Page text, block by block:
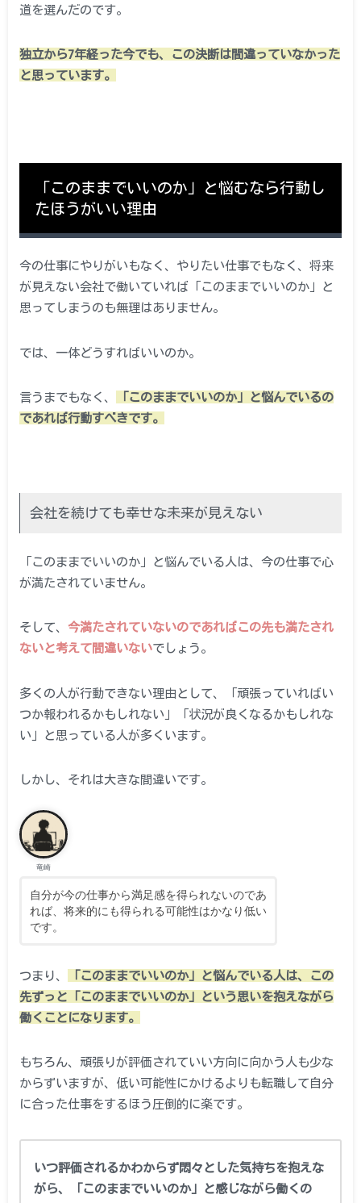
道を選んだのです。
独立から7年経った今でも、この決断は間違っていなかった
と思っています。
「このままでいいのか」と悩むなら行動し
たほうがいい理由
今の仕事にやりがいもなく、やりたい仕事でもなく、将来
が見えない会社で働いていれば「このままでいいのか」と
思ってしまうのも無理はありません。
では、一体どうすればいいのか。
言うまでもなく、
「このままでいいのか」と悩んでいるの
であれば行動すべきです。
会社を続けても幸せな未来が見えない
「このままでいいのか」と悩んでいる人は、今の仕事で心
が満たされていません。
そして、 今満たされていないのであればこの先も満たされ
ないと考えて間違いないでしょう。
多くの人が行動できない理由として、「頑張っていればい
つか報われるかもしれない」「状況が良くなるかもしれな
い」と思っている人が多くいます。
しかし、それは大きな間違いです。
竜崎
自分が今の仕事から満足感を得られないのであ
れば、将来的にも得られる可能性はかなり低い
です。
つまり、
「このままでいいのか」と悩んでいる人は、この
先ずっと「このままでいいのか」という思いを抱えながら
働くことになります。
もちろん、頑張りが評価されていい方向に向かう人も少な
からずいますが、低い可能性にかけるよりも転職して自分
に合った仕事をするほう圧倒的に楽です。
いつ評価されるかわからず悶々とした気持ちを抱えな
がら、「このままでいいのか」と感じながら働くの